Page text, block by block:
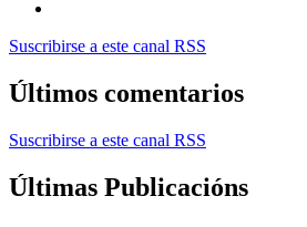
Suscribirse a este canal RSS
Últimos comentarios
Suscribirse a este canal RSS
Últimas Publicacións